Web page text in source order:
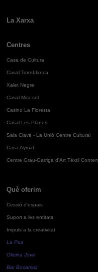
La Xarxa
Centres
Casa de Cultura
Casal Torreblanca
Xalet Negre
Casal Mira-sol
Casino La Floresta
Casal Les Planes
Sala Clavé - La Unió Centre Cultural
Casa Aymat
Centre Grau-Garriga d'Art Tèxtil
Què oferim
Cessió d'espais
Suport a les entitats
Impuls a la creativitat
La Pua
Oficina Jove
Bar Bocamoll